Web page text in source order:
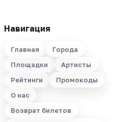
Навигация
Главная
Города
Площадки
Артисты
Рейтинги
Промокоды
О нас
Возврат билетов